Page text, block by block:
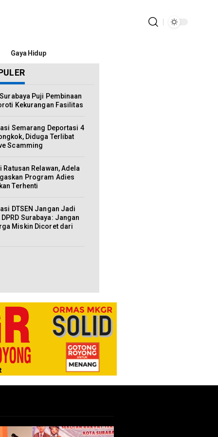
Gaya Hidup
Surabaya Puji Pembinaan
Kekurangan Fasilitas
Semarang Deportasi 4
Diduga Terlibat
Scamming
Ratusan Relawan, Adela
Program Adies
Terhenti
DTSEN Jangan Jadi
Surabaya: Jangan
Miskin Dicoret dari